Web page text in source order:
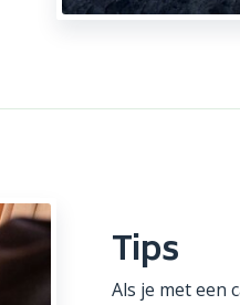
Tips
Als je met een